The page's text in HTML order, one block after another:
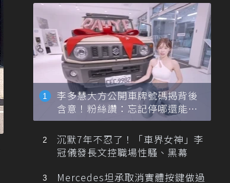
李多慧大方公開車牌號碼揭背後
含意！粉絲讚：忘記停哪還能幫
忙找車
沉默7年不忍了！「車界女神」李
冠儀發長文控職場性騷、黑幕
Mercedes坦承取消實體按鍵做過